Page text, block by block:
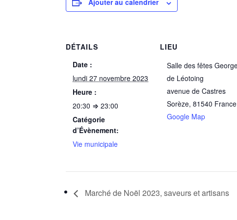
Ajouter au calendrier
DÉTAILS
Date :
lundi 27 novembre 2023
Heure :
20:30 ⇒ 23:00
Catégorie
d’Évènement:
Vie municipale
LIEU
Salle des fêtes
de Léotoing
avenue de Castres
Sorèze, 81540 France
Google Map
Marché de Noël 2023, saveurs et artisans